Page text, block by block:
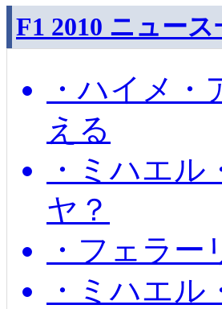
F1 2010 ニュース
・ハイメ
える
・ミハエ
ヤ？
・フェラ
・ミハエ